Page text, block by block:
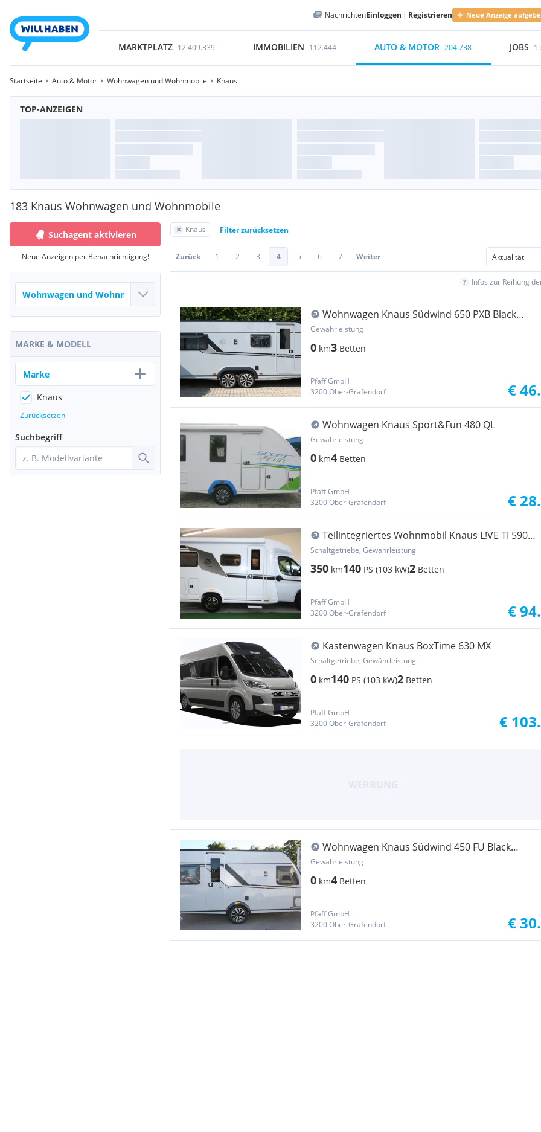
NachrichtenEinloggen | Registrieren Neue Anzeige
MARKTPLATZ 12.409.339 IMMOBILIEN 112.444 AUTO & MOTOR 204.738 JOBS
Startseite Auto & Motor Wohnwagen und Wohnmobile Knaus
TOP-ANZEIGEN
183 Knaus Wohnwagen und Wohnmobile
Knaus Filter zurücksetzen
Zurück 1 2 3 4 5 6 7 Weiter
Infos zur Reihung
Wohnwagen Knaus Südwind 650 PXB Black
Selec...
Gewährleistung
0 km3 Betten
Pfaff GmbH
3200 Ober-Grafendorf
€
Wohnwagen Knaus Sport&Fun 480 QL
Gewährleistung
0 km4 Betten
Pfaff GmbH
3200 Ober-Grafendorf
€
Teilintegriertes Wohnmobil Knaus L!VE TI 590
MF Platinum Sel...
Schaltgetriebe, Gewährleistung
350 km140 PS (103 kW)2 Betten
Pfaff GmbH
3200 Ober-Grafendorf
€
Kastenwagen Knaus BoxTime 630 MX
Schaltgetriebe, Gewährleistung
0 km140 PS (103 kW)2 Betten
Pfaff GmbH
3200 Ober-Grafendorf
€
Wohnwagen Knaus Südwind 450 FU Black
Selection
Gewährleistung
0 km4 Betten
Pfaff GmbH
3200 Ober-Grafendorf
€
Suchagent aktivieren
Neue Anzeigen per Benachrichtigung!
MARKE & MODELL
Marke
Knaus
Zurücksetzen
Suchbegriff